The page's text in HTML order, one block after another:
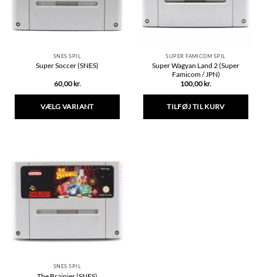
SNES SPIL
Super Soccer (SNES)
60,00 kr.
VÆLG VARIANT
varianter.
Mulighederne
kan
på
SUPER FAMICOM SPIL
Super Wagyan Land 2 (Super
Famicom / JPN)
100,00 kr.
TILFØJ TIL KURV
SNES SPIL